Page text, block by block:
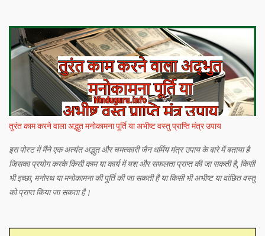
तुरंत काम करने वाला अद्भुत मनोकामना पूर्ति या अभीष्ट वस्तु प्राप्ति मंत्र उपाय
इस पोस्ट में मैंने एक अत्यंत अद्भुत और चमत्कारी जैन धर्मिय मंत्र उपाय के बारे में बताया है
जिसका प्रयोग करके किसी काम या कार्य में यश और सफलता प्राप्त की जा सकती है, किसी
भी इच्छा, मनोरथ या मनोकामना की पूर्ति की जा सकती है या किसी भी अभीष्ट या वांछित वस्तु
को प्राप्त किया जा सकता है।